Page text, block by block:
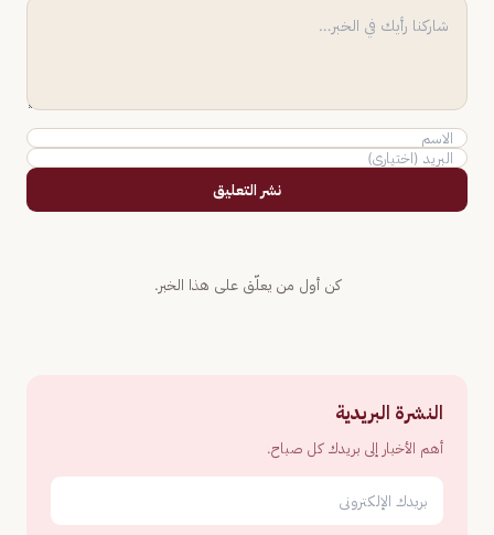
نشر التعليق
كن أول من يعلّق على هذا الخبر.
النشرة البريدية
أهم الأخبار إلى بريدك كل صباح.